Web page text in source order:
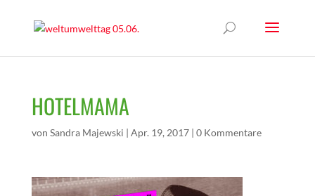
HOTELMAMA
von Sandra Majewski | Apr. 19, 2017| 0 Kommentare